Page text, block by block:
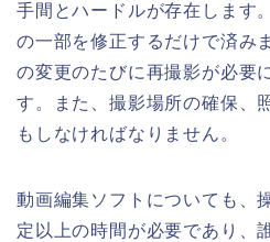
手間とハードルが存在します
の一部を修正するだけで済み
の変更のたびに再撮影が必要
す。また、撮影場所の確保、
もしなければなりません。
動画編集ソフトについても、
定以上の時間が必要であり、